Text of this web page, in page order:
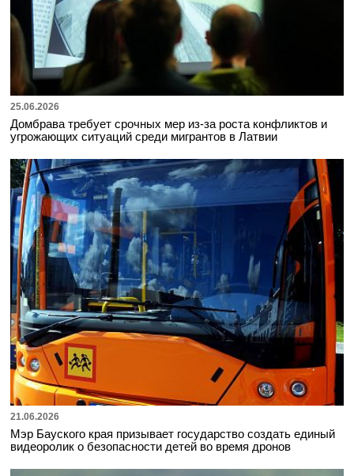
25.06.2026
Домбрава требует срочных мер из-за роста конфликтов и
угрожающих ситуаций среди мигрантов в Латвии
21.06.2026
Мэр Бауского края призывает государство создать единый
видеоролик о безопасности детей во время дронов